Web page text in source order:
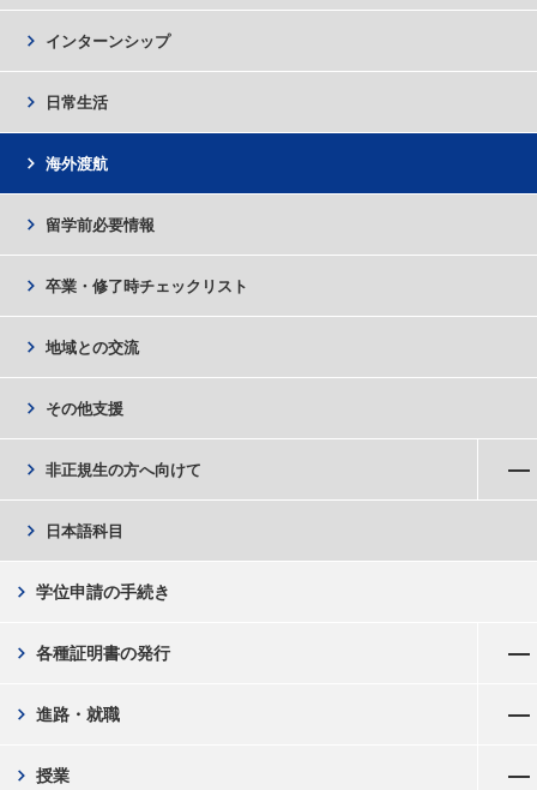
インターンシップ
chevron_right
日常生活
chevron_right
海外渡航
chevron_right
留学前必要情報
chevron_right
卒業・修了時チェックリスト
chevron_right
地域との交流
chevron_right
その他支援
chevron_right
非正規生の方へ向けて
chevron_right
日本語科目
chevron_right
学位申請の手続き
chevron_right
各種証明書の発行
chevron_right
進路・就職
chevron_right
授業
chevron_right